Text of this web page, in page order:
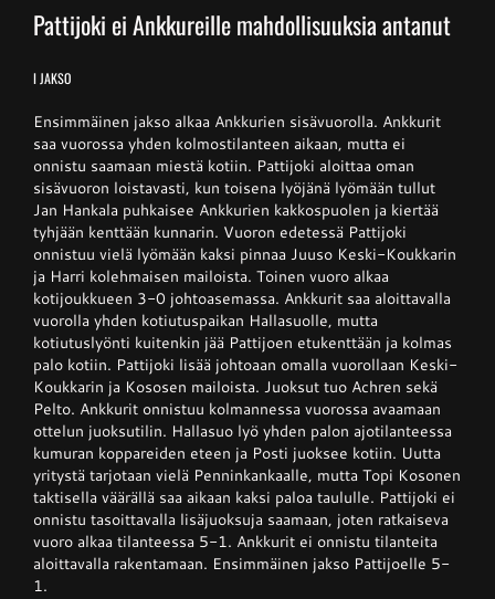
Fanituotteet
Palvelut
Info
Yhteystiedot
Pattijoki ei Ankkureille mahdollisuuksia antanut
I JAKSO
Ensimmäinen jakso alkaa Ankkurien sisävuorolla. Ankkurit
saa vuorossa yhden kolmostilanteen aikaan, mutta ei
onnistu saamaan miestä kotiin. Pattijoki aloittaa oman
sisävuoron loistavasti, kun toisena lyöjänä lyömään tullut
Jan Hankala puhkaisee Ankkurien kakkospuolen ja kiertää
tyhjään kenttään kunnarin. Vuoron edetessä Pattijoki
onnistuu vielä lyömään kaksi pinnaa Juuso Keski-Koukkarin
ja Harri kolehmaisen mailoista. Toinen vuoro alkaa
kotijoukkueen 3-0 johtoasemassa. Ankkurit saa aloittavalla
vuorolla yhden kotiutuspaikan Hallasuolle, mutta
kotiutuslyönti kuitenkin jää Pattijoen etukenttään ja kolmas
palo kotiin. Pattijoki lisää johtoaan omalla vuorollaan Keski-
Koukkarin ja Kososen mailoista. Juoksut tuo Achren sekä
Pelto. Ankkurit onnistuu kolmannessa vuorossa avaamaan
ottelun juoksutilin. Hallasuo lyö yhden palon ajotilanteessa
kumuran koppareiden eteen ja Posti juoksee kotiin. Uutta
yritystä tarjotaan vielä Penninkankaalle, mutta Topi Kosonen
taktisella väärällä saa aikaan kaksi paloa taululle. Pattijoki ei
onnistu tasoittavalla lisäjuoksuja saamaan, joten ratkaiseva
vuoro alkaa tilanteessa 5-1. Ankkurit ei onnistu tilanteita
aloittavalla rakentamaan. Ensimmäinen jakso Pattijoelle 5-
1.